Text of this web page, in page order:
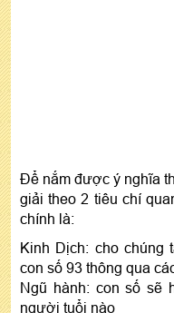
Để nắm được ý nghĩa
giải theo 2 tiêu chí
chính là:
Kinh Dịch: cho chúng
con số 93 thông qua
Ngũ hành: con số sẽ
người tuổi nào